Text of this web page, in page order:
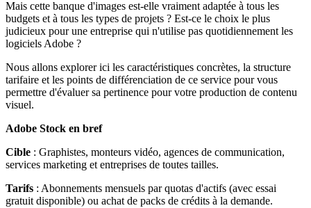
Mais cette banque d'images est-elle vraiment adaptée à tous les
budgets et à tous les types de projets ? Est-ce le choix le plus
judicieux pour une entreprise qui n'utilise pas quotidiennement les
logiciels Adobe ?
Nous allons explorer ici les caractéristiques concrètes, la structure
tarifaire et les points de différenciation de ce service pour vous
permettre d'évaluer sa pertinence pour votre production de contenu
visuel.
Adobe Stock en bref
Cible : Graphistes, monteurs vidéo, agences de communication,
services marketing et entreprises de toutes tailles.
Tarifs : Abonnements mensuels par quotas d'actifs (avec essai
gratuit disponible) ou achat de packs de crédits à la demande.